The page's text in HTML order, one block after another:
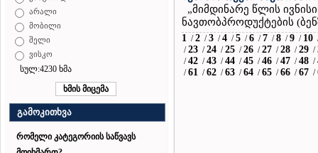
არალი
მობილი
შელი
ვისკო
სულ:4230 ხმა
გამოკითხვა
რომელი კატეგორიის საწვავს
„მიმდინარე წლის
ნავთობპროდუქტების
1 / 2 / 3 / 4 / 5 / 6 / 7 / 8 / 9 / 10
/ 23 / 24 / 25 / 26 / 27 / 28 / 29 /
/ 42 / 43 / 44 / 45 / 46 / 47 / 48 /
/ 61 / 62 / 63 / 64 / 65 / 66 / 67 /